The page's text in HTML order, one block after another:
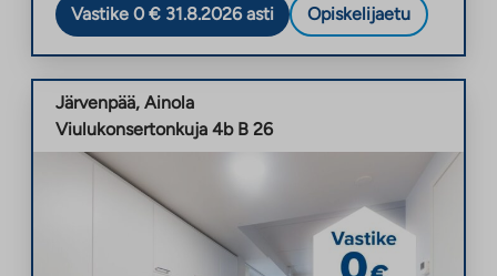
Vastike 0 € 31.8.2026 asti Opiskelijaetu
Järvenpää, Ainola
Viulukonsertonkuja 4b B 26